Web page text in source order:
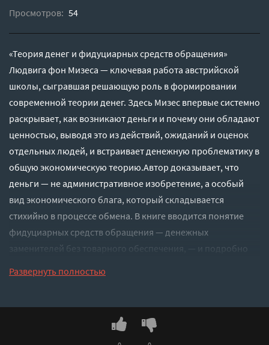
Просмотров: 54
«Теория денег и фидуциарных средств обращения»
Людвига фон Мизеса — ключевая работа австрийской
школы, сыгравшая решающую роль в формировании
современной теории денег. Здесь Мизес впервые системно
раскрывает, как возникают деньги и почему они обладают
ценностью, выводя это из действий, ожиданий и оценок
отдельных людей, и встраивает денежную проблематику в
общую экономическую теорию.Автор доказывает, что
деньги — не административное изобретение, а особый
вид экономического блага, который складывается
стихийно в процессе обмена. В книге вводится понятие
фидуциарных средств обращения — денежных
заменителей без товарного обеспечения, — и подробно
а также их связь с колебаниями деловой
каким образом искусственная кредитная экспансия
Развернуть полностью